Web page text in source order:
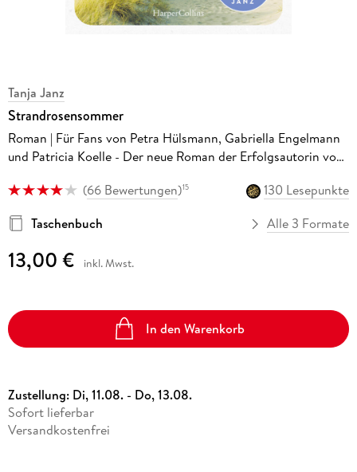
Tanja Janz
Strandrosensommer
Roman | Für Fans von Petra Hülsmann, Gabriella Engelmann
und Patricia Koelle - Der neue Roman der Erfolgsautorin von
(66 Bewertungen)15
130 Lesepunkte
Taschenbuch
Alle 3 Formate
13,00 € inkl. Mwst.
In den Warenkorb
Zustellung: Di, 11.08. - Do, 13.08.
Sofort lieferbar
Versandkostenfrei